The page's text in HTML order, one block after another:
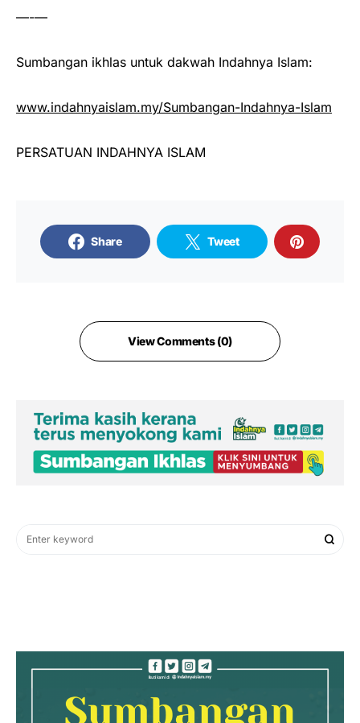
—-—
Sumbangan ikhlas untuk dakwah Indahnya Islam:
www.indahnyaislam.my/Sumbangan-Indahnya-Islam
PERSATUAN INDAHNYA ISLAM
Share Tweet
View Comments (0)